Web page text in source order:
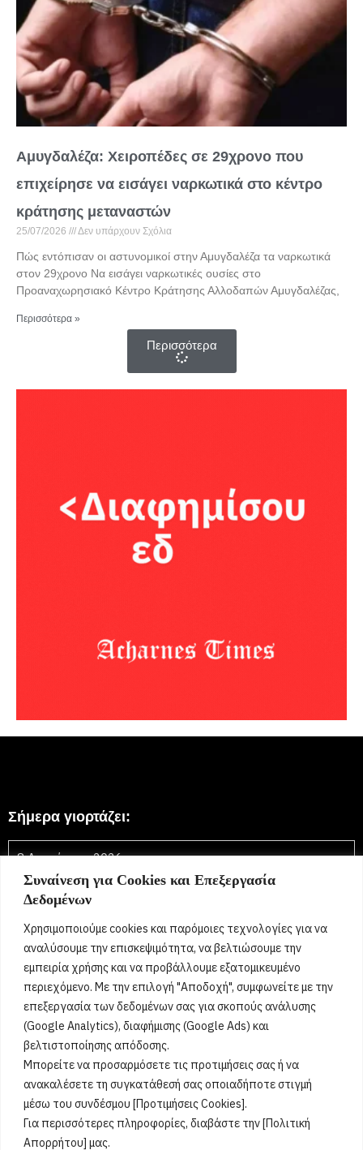
Συναίνεση για Cookies και Επεξεργασία
Δεδομένων
Χρησιμοποιούμε cookies και παρόμοιες τεχνολογίες για να
αναλύσουμε την επισκεψιμότητα, να βελτιώσουμε την
εμπειρία χρήσης και να προβάλλουμε εξατομικευμένο
περιεχόμενο. Με την επιλογή "Αποδοχή", συμφωνείτε με την
επεξεργασία των δεδομένων σας για σκοπούς ανάλυσης
(Google Analytics), διαφήμισης (Google Ads) και
βελτιστοποίησης απόδοσης.
Μπορείτε να προσαρμόσετε τις προτιμήσεις σας ή να
ανακαλέσετε τη συγκατάθεσή σας οποιαδήποτε στιγμή
μέσω του συνδέσμου [Προτιμήσεις Cookies].
Για περισσότερες πληροφορίες, διαβάστε την [Πολιτική
Απορρήτου] μας.
Αμυγδαλέζα: Χειροπέδες σε 29χρονο που
επιχείρησε να εισάγει ναρκωτικά στο κέντρο
κράτησης μεταναστών
25/07/2026 Δεν υπάρχουν Σχόλια
Πώς εντόπισαν οι αστυνομικοί στην Αμυγδαλέζα τα ναρκωτικά
στον 29χρονο Να εισάγει ναρκωτικές ουσίες στο
Προαναχωρησιακό Κέντρο Κράτησης Αλλοδαπών Αμυγδαλέζας,
Περισσότερα »
Περισσότερα
Σήμερα γιορτάζει:
8 Αυγούστου 2026
Τριανταφυλλιά, Φύλλη, Φύλλια, Φυλλιώ, Φυλλίτσα,
Τριανταφυλλένια, Τριανταφυλλίνη, Ρόζα,
Τριαντάφυλλος, Τριανταφύλλης, Φύλλης, Φύλλιος,
Τριανταφυλλένιος, Τριανταφυλλίνος, Ντάφυ, Ντάφι
Όροι Χρήσης
Πολιτική Ορθής Χρήσης
Email : info@acharnestimes.gr